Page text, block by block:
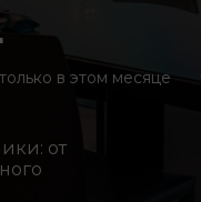
в этом месяце
от